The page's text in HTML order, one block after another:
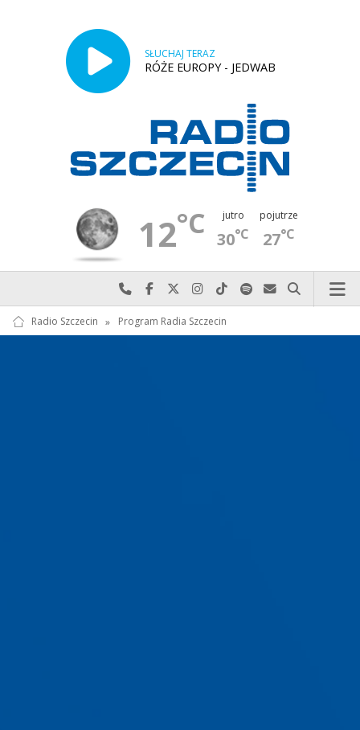
SŁUCHAJ TERAZ
RÓŻE EUROPY - JEDWAB
12°C jutro
30°C
pojutrze
27°C
Najlepiej po prostu do nas zadzwoń
Odwiedź nas na Facebook-u
Odwiedź nas na X
Odwiedź nas na Instagram-ie
Odwiedź nas na TikTok-u
Szukaj nas na Spotify
Wyślij do nas
Szukaj
Radio Szczecin » Program Radia Szczecin